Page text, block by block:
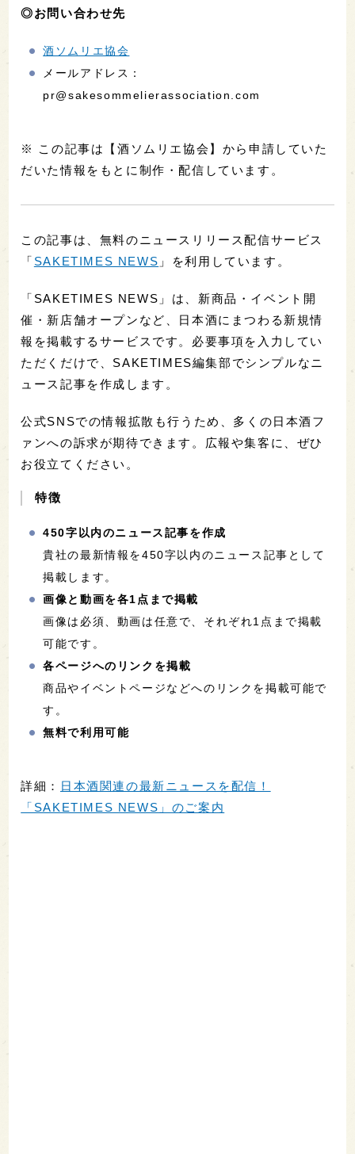
◎お問い合わせ先
酒ソムリエ協会
メールアドレス：
pr@sakesommelierassociation.com
※ この記事は【酒ソムリエ協会】から申請していた
だいた情報をもとに制作・配信しています。
この記事は、無料のニュースリリース配信サービス
「 SAKETIMES NEWS 」を利用しています。
「SAKETIMES NEWS」は、新商品・イベント開
催・新店舗オープンなど、日本酒にまつわる新規情
報を掲載するサービスです。必要事項を入力してい
ただくだけで、SAKETIMES編集部でシンプルなニ
ュース記事を作成します。
公式SNSでの情報拡散も行うため、多くの日本酒フ
ァンへの訴求が期待できます。広報や集客に、ぜひ
お役立てください。
特徴
450字以内のニュース記事を作成
貴社の最新情報を450字以内のニュース記事として
掲載します。
画像と動画を各1点まで掲載
画像は必須、動画は任意で、それぞれ1点まで掲載
可能です。
各ページへのリンクを掲載
商品やイベントページなどへのリンクを掲載可能で
す。
無料で利用可能
詳細：
日本酒関連の最新ニュースを配信！
「SAKETIMES NEWS」のご案内